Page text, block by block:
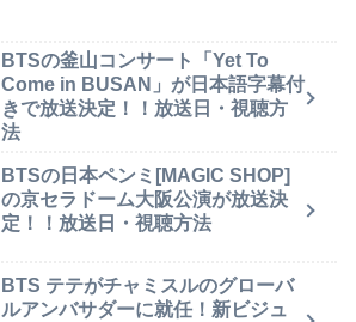
BTSの釜山コンサート「Yet To
Come in BUSAN」が日本語字幕付
きで放送決定！！放送日・視聴方
法
BTSの日本ペンミ[MAGIC SHOP]
の京セラドーム大阪公演が放送決
定！！放送日・視聴方法
BTS テテがチャミスルのグローバ
ルアンバサダーに就任！新ビジュ